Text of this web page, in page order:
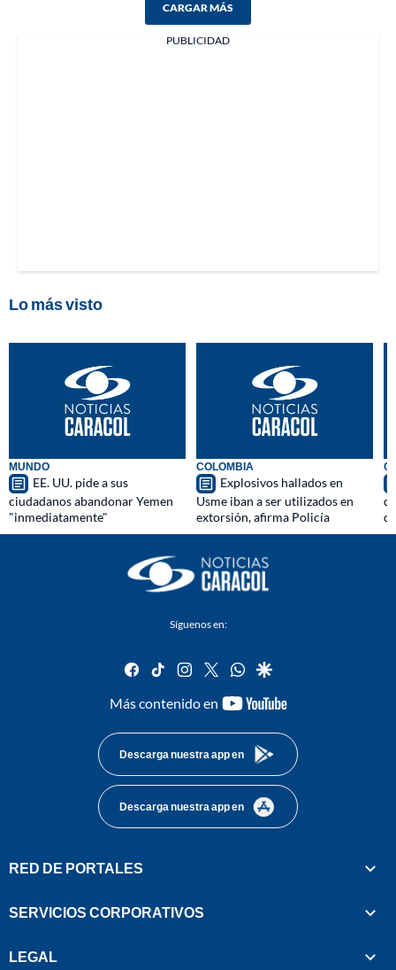
CARGAR MÁS
PUBLICIDAD
Lo más visto
MUNDO
EE. UU. pide a sus
ciudadanos abandonar Yemen
"inmediatamente"
COLOMBIA
Explosivos hallados en
Usme iban a ser utilizados en
extorsión, afirma Policía
Síguenos en:
facebook
tiktok instagram
twitterwhatsapp
google
Más contenido en
youtube-
Descarga nuestra app en
Descarga nuestra app en
RED DE PORTALES
SERVICIOS CORPORATIVOS
LEGAL